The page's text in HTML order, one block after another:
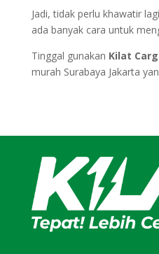
Jadi, tidak perlu khawatir
ada banyak cara untuk
Tinggal gunakan Kilat
murah Surabaya Jakarta